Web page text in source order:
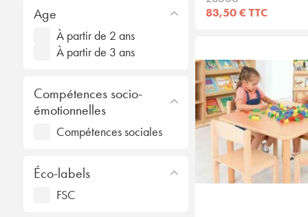
Age
À partir de 2 ans
À partir de 3 ans
Compétences socio-
émotionnelles
Compétences sociales
Éco-labels
FSC
83,50 € TTC